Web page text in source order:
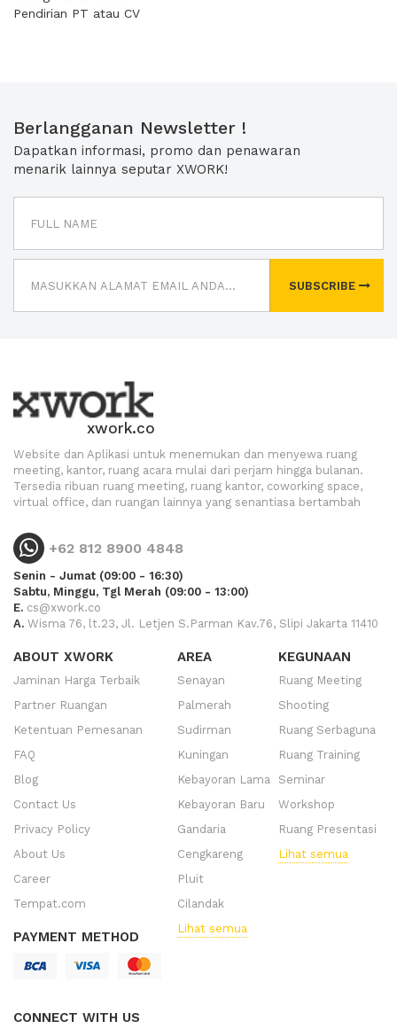
Pendirian PT atau CV
Berlangganan Newsletter !
Dapatkan informasi, promo dan penawaran
menarik lainnya seputar XWORK!
SUBSCRIBE
xwork.co
Website dan Aplikasi untuk menemukan dan menyewa ruang
meeting, kantor, ruang acara mulai dari perjam hingga bulanan.
Tersedia ribuan ruang meeting, ruang kantor, coworking space,
virtual office, dan ruangan lainnya yang senantiasa bertambah
+62 812 8900 4848
Senin - Jumat (09:00 - 16:30)
Sabtu, Minggu, Tgl Merah (09:00 - 13:00)
E. cs@xwork.co
A. Wisma 76, lt.23, Jl. Letjen S.Parman Kav.76, Slipi Jakarta 11410
ABOUT XWORK
Jaminan Harga Terbaik
Partner Ruangan
Ketentuan Pemesanan
FAQ
Blog
Contact Us
Privacy Policy
About Us
Career
Tempat.com
PAYMENT METHOD
CONNECT WITH US
AREA
Senayan
Palmerah
Sudirman
Kuningan
Kebayoran Lama
Kebayoran Baru
Gandaria
Cengkareng
Pluit
Cilandak
Lihat semua
KEGUNAAN
Ruang Meeting
Shooting
Ruang Serbaguna
Ruang Training
Seminar
Workshop
Ruang Presentasi
Lihat semua